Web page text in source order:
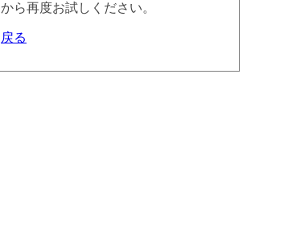
ら再度お試しください。
戻る